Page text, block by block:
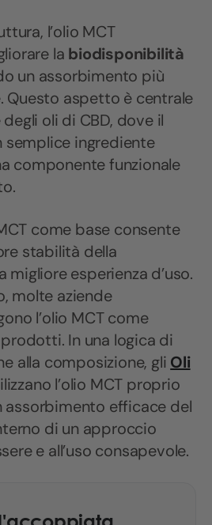
l’olio MCT
la biodisponibilità
un assorbimento più
Questo aspetto è centrale
oli di CBD, dove il
semplice ingrediente
componente funzionale
come base consente
stabilità della
migliore esperienza d’uso.
molte aziende
l’olio MCT come
In una logica di
alla composizione, gli Oli
l’olio MCT proprio
assorbimento efficace del
di un approccio
e all’uso consapevole.